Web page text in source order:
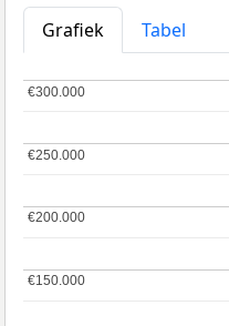
Grafiek
Tabel
€150.000
€150.000
€200.000
€200.000
€250.000
€250.000
€300.000
€300.000